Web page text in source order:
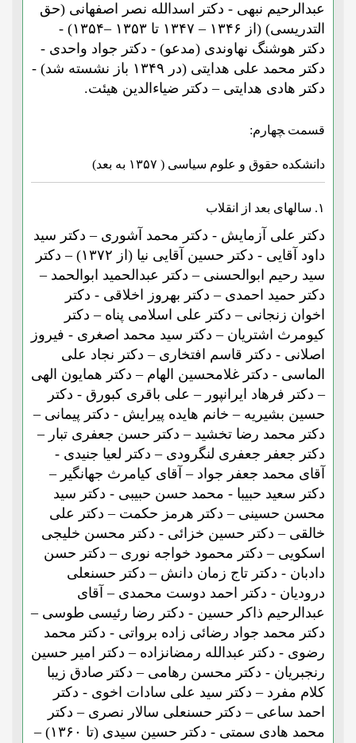
عبدالرحیم نبهی - دکتر اسدالله نصر اصفهانی (حق
التدریسی) (از ۱۳۴۶ – ۱۳۴۷ تا ۱۳۵۳ –۱۳۵۴) -
دکتر هوشنگ نهاوندی (مدعو) - دکتر جواد واحدی -
دکتر محمد علی هدایتی (در ۱۳۴۹ باز نشسته شد) -
دکتر هادی هدایتی – دکتر ضیاءالدین هیئت.
قسمت ﭽﻬﺎرم:
دانشکده حقوق و علوم سیاسی ( ۱۳۵۷ به بعد)
۱. سالهای بعد از انقلاب
دکتر علی آزمایش - دکتر محمد آشوری – دکتر سید
داود آقایی - دکتر حسین آقایی نیا (از ۱۳۷۲) – دکتر
سید رحیم ابوالحسنی – دکتر عبدالحمید ابوالحمد –
دکتر حمید احمدی – دکتر بهروز اخلاقی - دکتر
اخوان زنجانی – دکتر علی اسلامی پناه – دکتر
کیومرث اشتریان – دکتر سید محمد اصغری - فیروز
اصلانی - دکتر قاسم افتخاری – دکتر نجاد علی
الماسی - دکتر غلامحسین الهام – دکتر همایون الهی
– دکتر فرهاد ایرانپور – علی باقری کبورق - دکتر
حسین بشیریه – خانم هایده پیرایش - دکتر پیمانی –
دکتر محمد رضا تخشید – دکتر حسن جعفری تبار –
دکتر جعفر جعفری لنگرودی – دکتر لعیا جنیدی -
آقای محمد جعفر جواد – آقای کیامرث جهانگیر –
دکتر سعید حبیبا - محمد حسن حبیبی - دکتر سید
محسن حسینی – دکتر هرمز حکمت – دکتر علی
خالقی – دکتر حسین خزائی - دکتر محسن خلیجی
اسکویی – دکتر محمود خواجه نوری – دکتر حسن
دادبان - دکتر تاج زمان دانش – دکتر حسنعلی
درودیان - دکتر احمد دوست محمدی – آقای
عبدالرحیم ذاکر حسین - دکتر رضا رئیسی طوسی –
دکتر محمد جواد رضائی زاده برواتی - دکتر محمد
رضوی - دکتر عبدالله رمضانزاده – دکتر امیر حسین
رنجبریان - دکتر محسن رهامی – دکتر صادق زیبا
کلام مفرد – دکتر سید علی سادات اخوی - دکتر
احمد ساعی – دکتر حسنعلی سالار نصری – دکتر
محمد هادی سمتی - دکتر حسین سیدی (تا ۱۳۶۰) –